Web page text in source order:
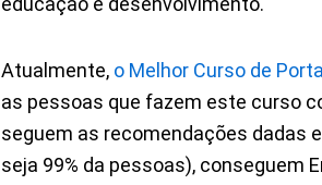
Atualmente, o Melhor Curso de
as pessoas que fazem este curso
seguem as recomendações dadas
seja 99% da pessoas), conseguem